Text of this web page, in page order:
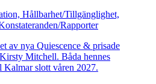
Hållbarhet/Tillgänglighet,
Rapporter